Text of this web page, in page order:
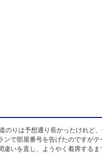
のりは予想通り長かったけれど
ンで部屋番号を告げたのですが
違いを直し、ようやく着席するま